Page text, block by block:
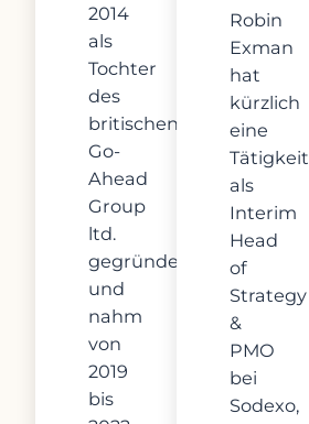
2014
als
Tochter
des
britischen
Go-
Ahead
Group
ltd.
gegründet
und
nahm
von
2019
bis
Robin
Exman
hat
kürzlich
eine
Tätigkeit
als
Interim
Head
of
Strategy
&
PMO
bei
Sodexo,